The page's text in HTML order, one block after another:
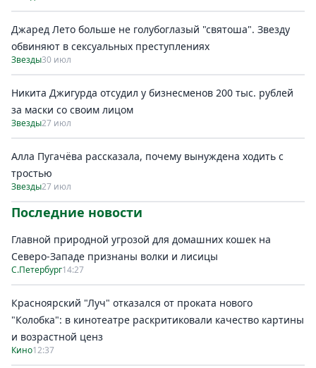
Джаред Лето больше не голубоглазый "святоша". Звезду
обвиняют в сексуальных преступлениях
Звезды30 июл
Никита Джигурда отсудил у бизнесменов 200 тыс. рублей
за маски со своим лицом
Звезды27 июл
Алла Пугачёва рассказала, почему вынуждена ходить с
тростью
Звезды27 июл
Последние новости
Главной природной угрозой для домашних кошек на
Северо-Западе признаны волки и лисицы
С.Петербург14:27
Красноярский "Луч" отказался от проката нового
"Колобка": в кинотеатре раскритиковали качество картины
и возрастной ценз
Кино12:37